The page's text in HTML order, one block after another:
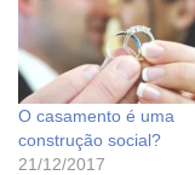
O casamento é uma
construção social?
21/12/2017